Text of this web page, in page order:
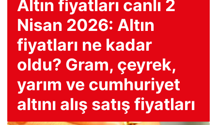
Altın fiyatları canlı 2
Nisan 2026: Altın
fiyatları ne kadar
oldu? Gram, çeyrek,
yarım ve cumhuriyet
altını alış satış fiyatları